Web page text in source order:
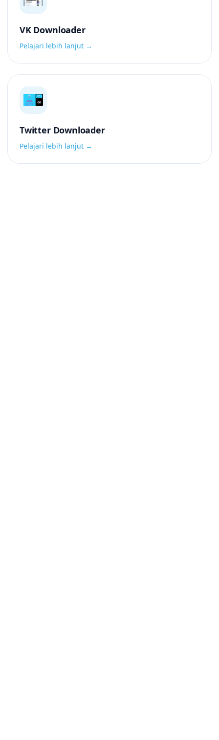
VK Downloader
Pelajari lebih lanjut →
Twitter Downloader
Pelajari lebih lanjut →